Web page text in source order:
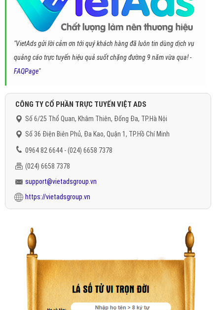
"VietAds gửi lời cảm ơn tới quý khách hàng đã luôn tin dùng dịch vụ
quảng cáo trực tuyến hiệu quả suốt chặng đường 9 năm vừa qua! -
FAQPage"
CÔNG TY CỔ PHẦN TRỰC TUYẾN VIỆT ADS
Số 6/25 Thổ Quan, Khâm Thiên, Đống Đa, TP.Hà Nội
Số 36 Điện Biên Phủ, Đa Kao, Quận 1, TP.Hồ Chí Minh
0964 82 6644 - (024) 6658 7378
(024) 6658 7378
support@vietadsgroup.vn
https://vietadsgroup.vn